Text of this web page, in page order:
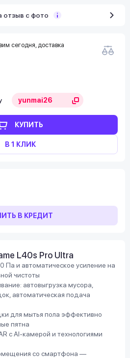
отзыв с фото
сегодня, доставка
КУПИТЬ
В 1 КЛИК
В КРЕДИТ
L40s Pro Ultra
Па и автоматическое усиление на
чистоты
автовыгрузка мусора,
автоматическая подача
для мытья пола эффективно
пятна
с AI-камерой и технологиями
со смартфона —